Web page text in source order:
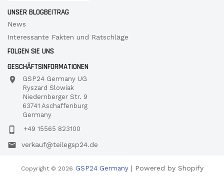
UNSER BLOGBEITRAG
News
Interessante Fakten und Ratschläge
FOLGEN SIE UNS
GESCHÄFTSINFORMATIONEN
GSP24 Germany UG
Ryszard Slowiak
Niedernberger Str. 9
63741 Aschaffenburg
Germany
+49 15565 823100
verkauf@teilegsp24.de
Copyright © 2026 GSP24 Germany| Powered by Shopify